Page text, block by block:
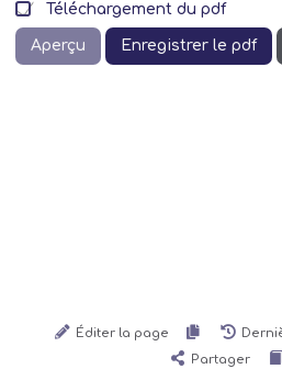
Téléchargement du pdf
Aperçu Enregistrer le pdf
Éditer la page
Partager